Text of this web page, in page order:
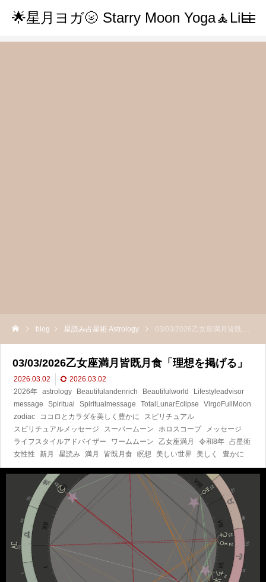
🌟星月ヨガ🌝 Starry Moon Yoga🧘LiLi
blog 星読み占星術 Astrology 03/03/2026乙女座満月皆既月食「理想を掲げる」
03/03/2026乙女座満月皆既月食「理想を掲げる」
2026.03.02
2026.03.02
2026年 astrology Beautifulandenrich Beautifulworld
Lifestyleadvisor
message
Spiritual Spiritualmessage TotalLunarEclipse
VirgoFullMoon
zodiac
ココロとカラダを美しく豊かに
スピリチュアル
スピリチュアルメッセージ
スーパームーン ホロスコープ
メッセージ
ライフスタイルアドバイザー
ワームムーン 乙女座満月 令和8年 占星術
女性性
新月 星読み 満月 皆既月食 瞑想 美しい世界 美しく 豊かに